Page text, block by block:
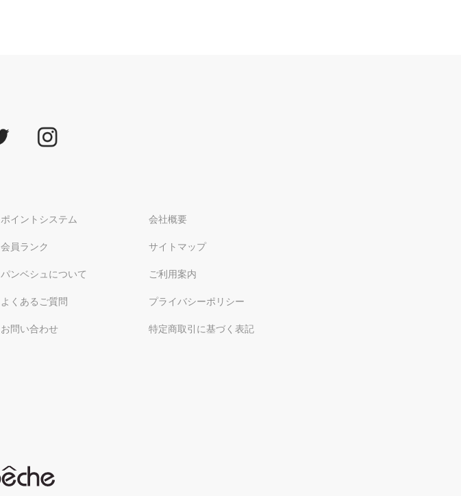
ポイントシステム
会員ランク
パンベシュについて
よくあるご質問
お問い合わせ
会社概要
サイトマップ
ご利用案内
プライバシーポリシー
特定商取引に基づく表記